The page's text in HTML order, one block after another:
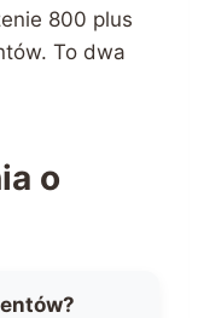
800 plus
To dwa
o